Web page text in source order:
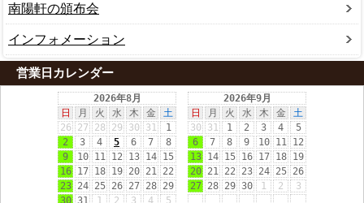
南陽軒の頒布会
インフォメーション
営業日カレンダー